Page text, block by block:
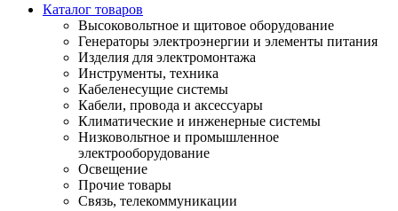
Каталог товаров
Высоковольтное и щитовое оборудование
Генераторы электроэнергии и элементы питания
Изделия для электромонтажа
Инструменты, техника
Кабеленесущие системы
Кабели, провода и аксессуары
Климатические и инженерные системы
Низковольтное и промышленное
электрооборудование
Освещение
Прочие товары
Связь, телекоммуникации